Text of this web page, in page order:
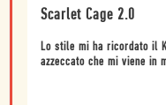
Scarlet Cage 2.0
Lo stile mi ha ricordato il
azzeccato che mi viene in